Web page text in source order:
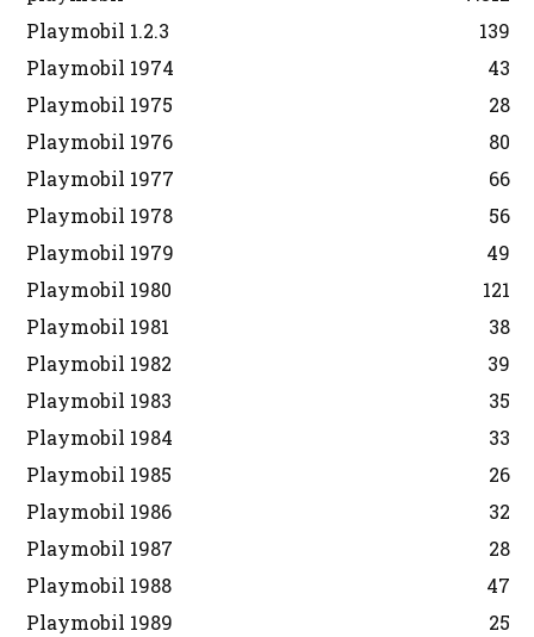
Playmobil 1.2.3
139
Playmobil 1974
43
Playmobil 1975
28
Playmobil 1976
80
Playmobil 1977
66
Playmobil 1978
56
Playmobil 1979
49
Playmobil 1980
121
Playmobil 1981
38
Playmobil 1982
39
Playmobil 1983
35
Playmobil 1984
33
Playmobil 1985
26
Playmobil 1986
32
Playmobil 1987
28
Playmobil 1988
47
Playmobil 1989
25